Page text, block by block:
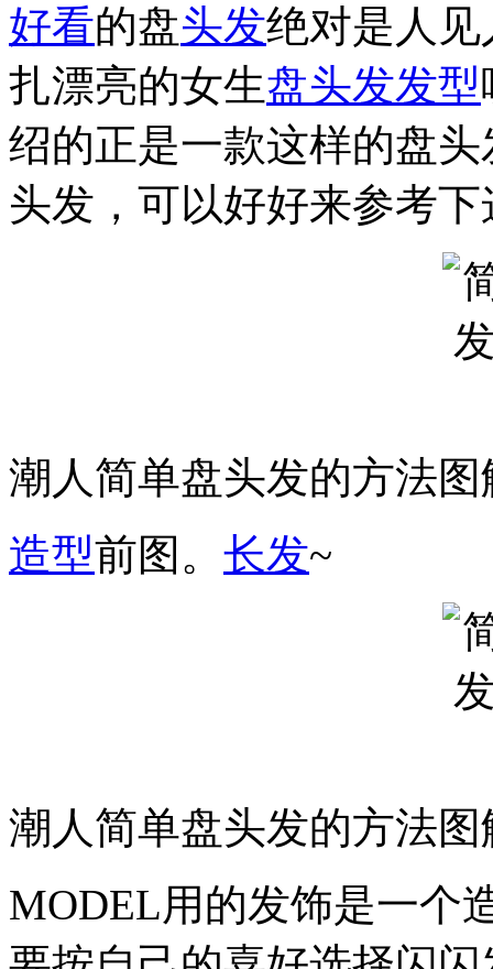
好看的盘头发绝对是人
扎漂亮的女生盘头发发型
绍的正是一款这样的盘
头发，可以好好来参考
潮人简单盘头发的方法图
造型前图。 长发~
潮人简单盘头发的方法图
MODEL用的发饰是一个